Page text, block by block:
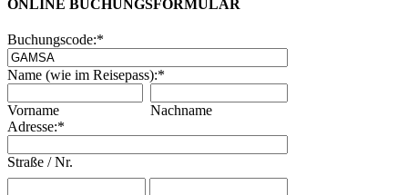
ONLINE BUCHUNGSFORMULAR
Buchungscode:*
Name (wie im Reisepass):*
Vorname
Nachname
Adresse:*
Straße / Nr.